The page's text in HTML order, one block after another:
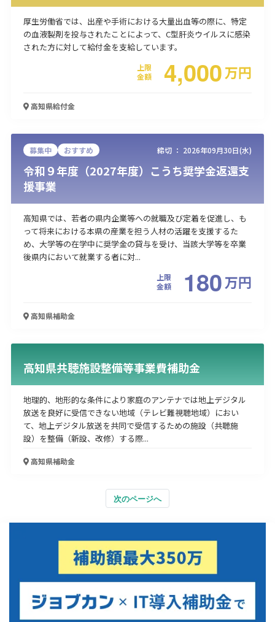
厚生労働省では、出産や手術における大量出血等の際に、特定
の血液製剤を投与されたことによって、C型肝炎ウイルスに感染
された方に対して給付金を支給しています。
上限
金額
4,000万円
高知県給付金
募集中 おすすめ 締切 ： 2026年09月30日(水)
令和９年度（2027年度）こうち奨学金返還支
援事業
高知県では、若者の県内企業等への就職及び定着を促進し、も
って将来における本県の産業を担う人材の活躍を支援するた
め、大学等の在学中に奨学金の貸与を受け、当該大学等を卒業
後県内において就業する者に対...
上限
金額
180万円
高知県補助金
高知県共聴施設整備等事業費補助金
地理的、地形的な条件により家庭のアンテナでは地上デジタル
放送を良好に受信できない地域（テレビ難視聴地域）におい
て、地上デジタル放送を共同で受信するための施設（共聴施
設）を整備（新設、改修）する際...
高知県補助金
次のページへ